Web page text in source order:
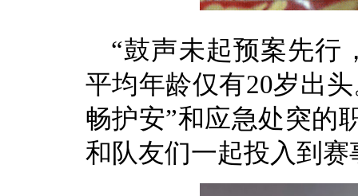
“鼓声未起预案先行
平均年龄仅有20岁出
畅护安”和应急处突的
和队友们一起投入到